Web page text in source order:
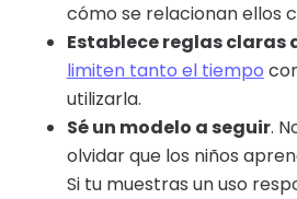
cómo se relacionan ellos
Establece reglas claras
limiten tanto el tiempo
utilizarla.
Sé un modelo a seguir.
olvidar que los niños
Si tu muestras un uso